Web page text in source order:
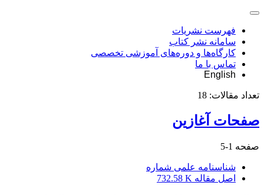
فهرست نشریات
سامانه نشر کتاب
کارگاه‌ها و دوره‌های آموزشی تخصصی
تماس با ما
English
تعداد مقالات: 18
صفحات آغازین
صفحه 1-5
شناسنامه علمی شماره
اصل مقاله 732.58 K